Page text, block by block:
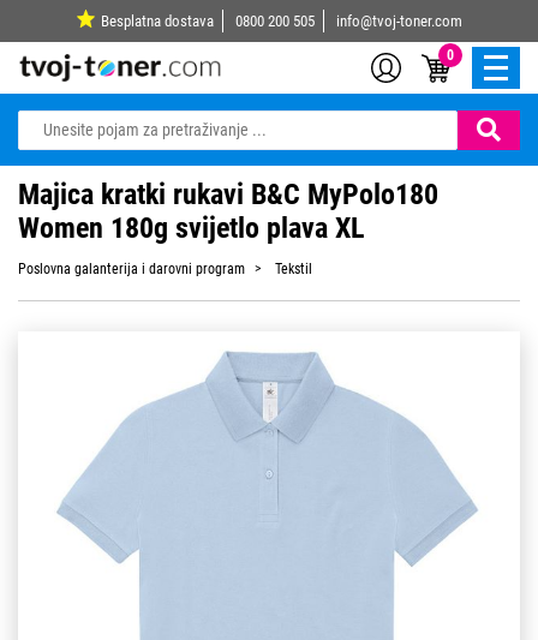
Besplatna dostava 0800 200 505 info@tvoj-toner.com
0
Majica kratki rukavi B&C MyPolo180
Women 180g svijetlo plava XL
Poslovna galanterija i darovni program Tekstil